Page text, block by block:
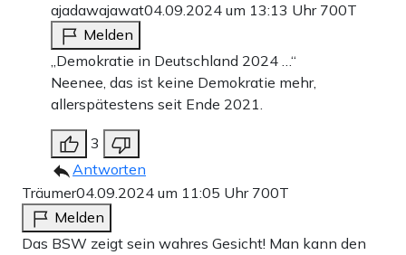
ajadawajawat04.09.2024 um 13:13 Uhr 700T
Melden
„Demokratie in Deutschland 2024 …“
Neenee, das ist keine Demokratie mehr,
allerspätestens seit Ende 2021.
3
Antworten
Träumer04.09.2024 um 11:05 Uhr 700T
Melden
Das BSW zeigt sein wahres Gesicht! Man kann den